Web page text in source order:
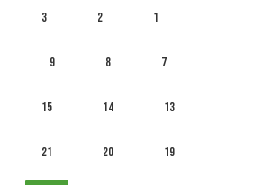
1
2
3
7
8
9
13
14
15
19
20
21